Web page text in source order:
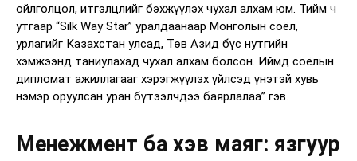
ойлголцол, итгэлцлийг бэхжүүлэх чухал алхам юм. Тийм ч
утгаар “Silk Way Star” уралдаанаар Монголын соёл,
урлагийг Казахстан улсад, Төв Азид бүс нутгийн
хэмжээнд таниулахад чухал алхам болсон. Иймд соёлын
дипломат ажиллагааг хэрэгжүүлэх үйлсэд үнэтэй хувь
нэмэр оруулсан уран бүтээлчдээ баярлалаа” гэв.
Менежмент ба хэв маяг: язгуур